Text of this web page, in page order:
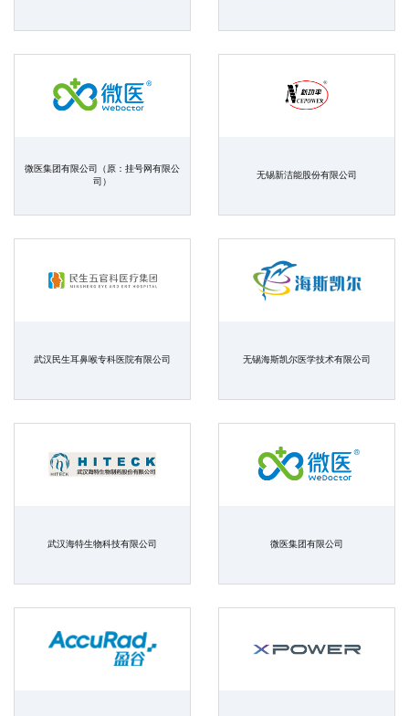
微医集团有限公司（原：挂号网有限公
司）
无锡新洁能股份有限公司
武汉民生耳鼻喉专科医院有限公司 无锡海斯凯尔医学技术有限公司
武汉海特生物科技有限公司 微医集团有限公司